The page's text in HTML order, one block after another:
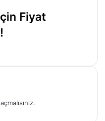
Fiyat
.